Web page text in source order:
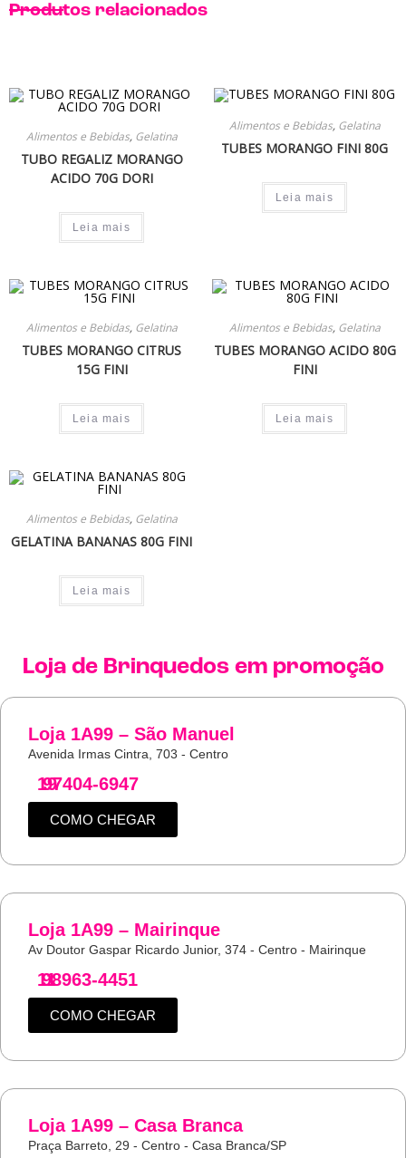
Produtos relacionados
Alimentos e Bebidas, Gelatina
TUBO REGALIZ MORANGO
ACIDO 70G DORI
Leia mais
Alimentos e Bebidas, Gelatina
TUBES MORANGO FINI 80G
Leia mais
Alimentos e Bebidas, Gelatina
TUBES MORANGO CITRUS
15G FINI
Leia mais
Alimentos e Bebidas, Gelatina
TUBES MORANGO ACIDO 80G
FINI
Leia mais
Alimentos e Bebidas, Gelatina
GELATINA BANANAS 80G FINI
Leia mais
Loja de Brinquedosem promoção
Loja 1A99 – São Manuel
Avenida Irmas Cintra, 703 - Centro
19
97404-6947
COMO CHEGAR
Loja 1A99 – Mairinque
Av Doutor Gaspar Ricardo Junior, 374 - Centro - Mairinque
11
98963-4451
COMO CHEGAR
Loja 1A99 – Casa Branca
Praça Barreto, 29 - Centro - Casa Branca/SP